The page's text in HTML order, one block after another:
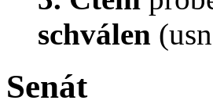
schválen
Senát